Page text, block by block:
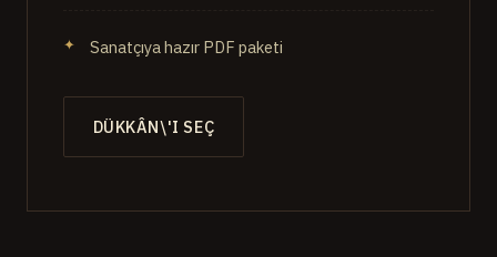
Sanatçıya hazır PDF paketi
DÜKKÂN\'I SEÇ